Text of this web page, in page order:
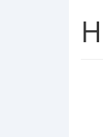
Н